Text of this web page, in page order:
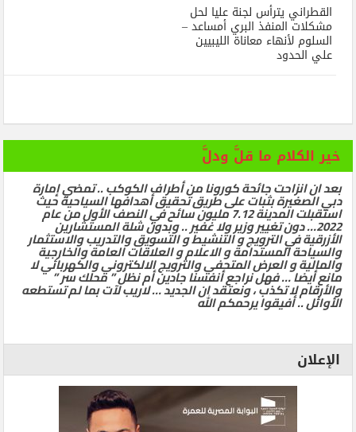
القطراني يترأس لجنة عليا لحل
مشكلات المنفذ البري أمساعد –
السلوم لأنهاء معاناة الليبيين
علي الحدود
خير الكلام ما قلَّ ودلَّ
بعد ان انزاحت جائحة كورونا من أطراف الكوكب .. تمضي إمارة
دبي الصغيرة بثبات على طريق تحقيق أهدافها السياحية حيث
استقبلت المدينة 7.12 مليون سائح في النصف الأول من عام
2022… دون تغيير وزير ولا غفير .. وبدون شلة المستشارين
الأزرقية في الترويج و التنشيط و التسويق والتدريب والاستثمار
والسياحة المستدامة و الاعلام و العلاقات العامة والخارجية
والمالية و العرض المتحفي والترويج الالكتروني والكهربائي لا
مانع أيضا … فهل نراجع أنفسنا جادين أم نظل ” محلك سر ”
والأرقام لا تكذب ، ونعتقد ان الجديد … لاريب لآت بما لم تستطعه
الأوائل .. أفيقوا يرحمكم الله
الإعلان